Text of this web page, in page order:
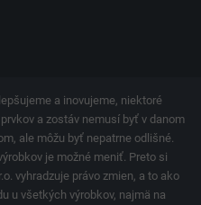
a inovujeme, niektoré
a zostáv nemusí byť v danom
ale môžu byť nepatrne odlišné.
je možné meniť. Preto si
vyhradzuje právo zmien, a to ako
u všetkých výrobkov, najmä na